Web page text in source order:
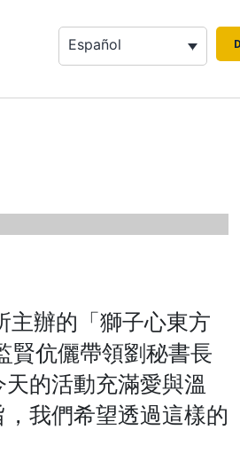
Español
主辦的「獅子心東方
賢伉儷帶領劉秘書長
的活動充滿愛與溫
我們希望透過這樣的